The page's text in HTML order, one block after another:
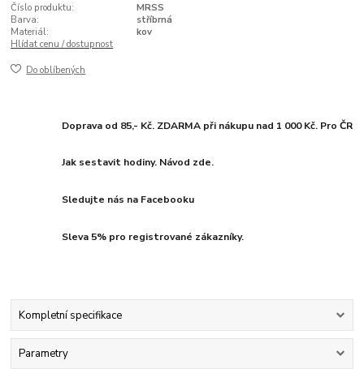
Číslo produktu:
MRSS
Barva:
stříbrná
Materiál:
kov
Hlídat cenu / dostupnost
Do oblíbených
Doprava od 85,- Kč. ZDARMA při nákupu nad 1 000 Kč. Pro ČR
Jak sestavit hodiny. Návod zde.
Sledujte nás na Facebooku
Sleva 5% pro registrované zákazníky.
Kompletní specifikace
Parametry